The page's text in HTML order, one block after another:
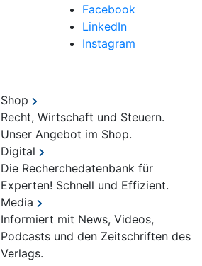
Facebook
LinkedIn
Instagram
Shop
Recht, Wirtschaft und Steuern.
Unser Angebot im Shop.
Digital
Die Recherchedatenbank für
Experten! Schnell und Effizient.
Media
Informiert mit News, Videos,
Podcasts und den Zeitschriften des
Verlags.